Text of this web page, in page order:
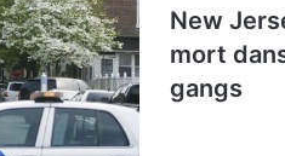
New
mort
gangs